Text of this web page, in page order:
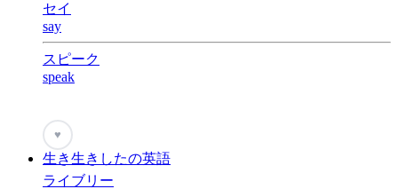
セイ
say
スピーク
speak
♥
生き生きしたの英語
ライブリー